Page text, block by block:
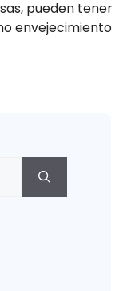
pueden tener
envejecimiento